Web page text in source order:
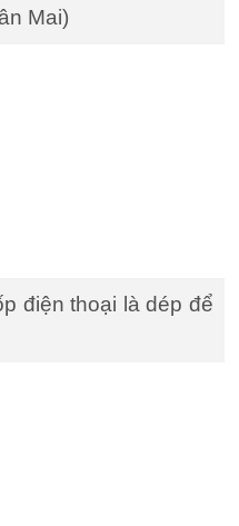
Mai)
điện thoại là dép để